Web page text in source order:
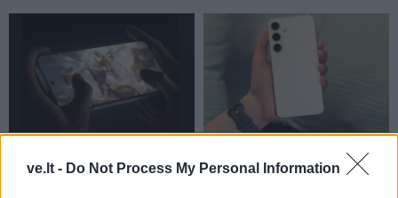
ve.lt - Do Not Process My Personal Information
Išrinktas galingiausias
Mano 3 metų senumo